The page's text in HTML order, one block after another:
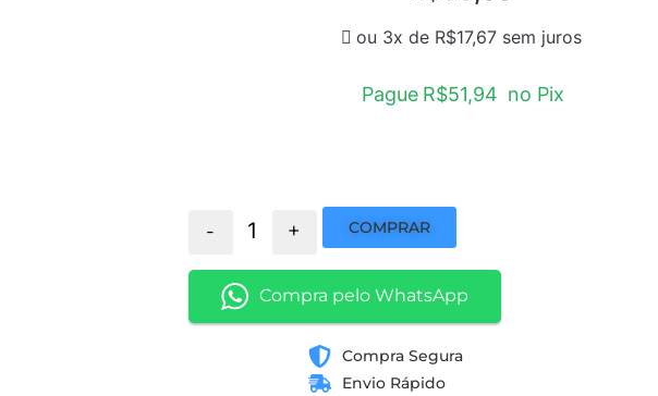
ou 3x de R$17,67sem juros
Pague R$51,94 no Pix
- + COMPRAR
Compra pelo WhatsApp
Compra Segura
Envio Rápido